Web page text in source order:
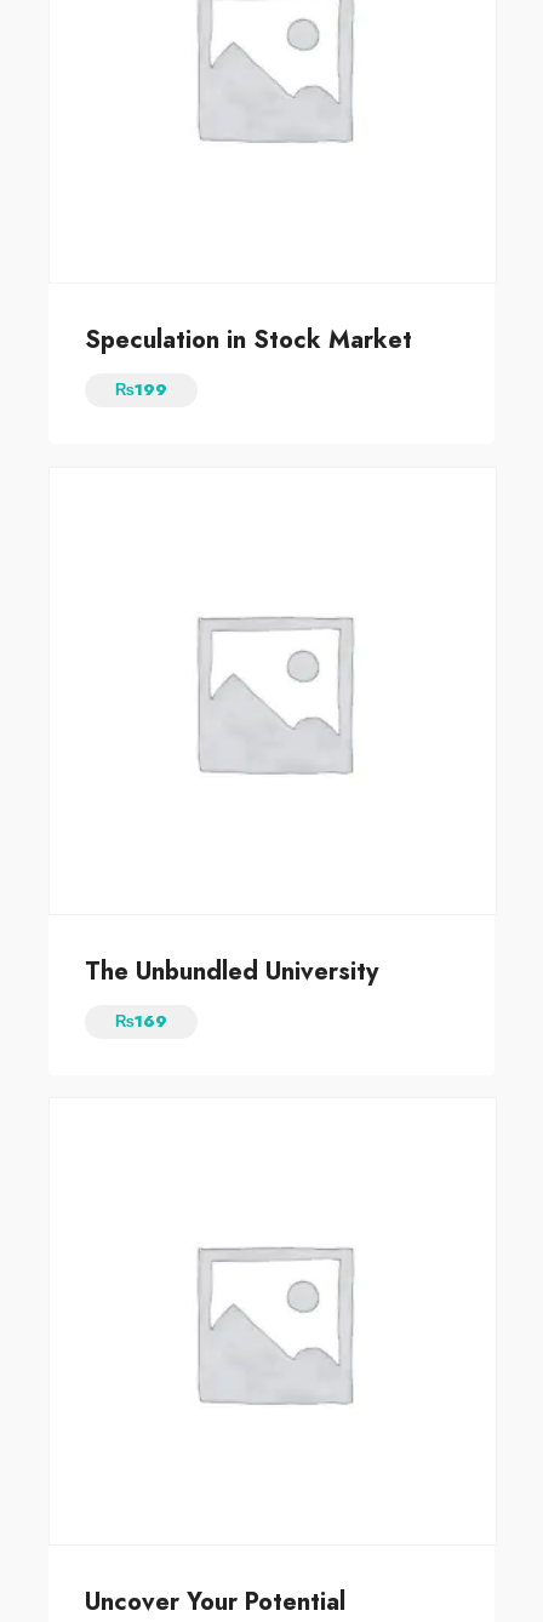
Speculation in Stock Market
₨199
The Unbundled University
₨169
Uncover Your Potential